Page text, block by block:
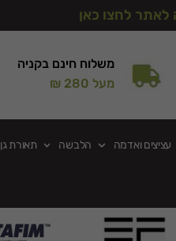
לאתר לחצו כאן
משלוח חינם בקניה
מעל 280 ₪
עציצים ואדמה הלבשה תאורת גן